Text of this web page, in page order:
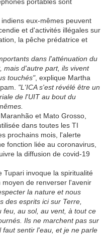
eux-mêmes peuvent
et d'activités illégales sur
la pêche prédatrice et
dans l'atténuation du
mais d'autre part, ils vivent
touchés", explique Martha
"L'ICA s'est révélé être un
de l'UIT au bout du
et Mato Grosso,
dans toutes les TI
prochains mois, l'alerte
fonction liée au coronavirus,
la diffusion de covid-19
Tupari invoque la spiritualité
de renverser l'avenir
la nature et nous
des esprits ici sur Terre,
feu, au sol, au vent, à tout ce
Ils ne marchent pas sur
sentir l'eau, et je ne parle